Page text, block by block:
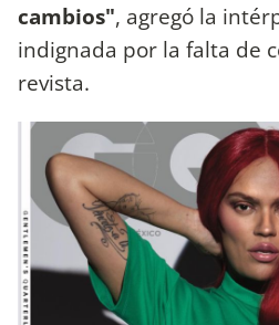
cambios", agregó la
indignada por la falta de
revista.